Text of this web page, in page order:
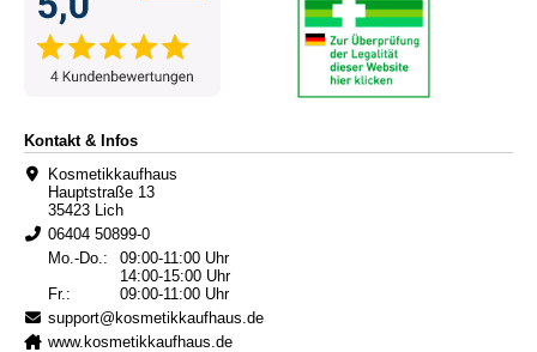
Kontakt & Infos
Kosmetikkaufhaus
Hauptstraße 13
35423 Lich
06404 50899-0
Mo.-Do.:
09:00-11:00 Uhr
14:00-15:00 Uhr
Fr.:
09:00-11:00 Uhr
support@kosmetikkaufhaus.de
www.kosmetikkaufhaus.de